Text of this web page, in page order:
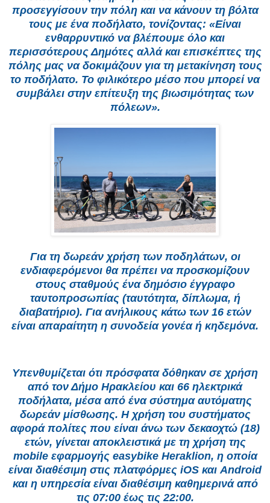
προσεγγίσουν την πόλη και να κάνουν τη βόλτα
τους με ένα ποδήλατο, τονίζοντας: «Είναι
ενθαρρυντικό να βλέπουμε όλο και
περισσότερους Δημότες αλλά και επισκέπτες της
πόλης μας να δοκιμάζουν για τη μετακίνηση τους
το ποδήλατο. Το φιλικότερο μέσο που μπορεί να
συμβάλει στην επίτευξη της βιωσιμότητας των
πόλεων».
Για τη δωρεάν χρήση των ποδηλάτων, οι
ενδιαφερόμενοι θα πρέπει να προσκομίζουν
στους σταθμούς ένα δημόσιο έγγραφο
ταυτοπροσωπίας (ταυτότητα, δίπλωμα, ή
διαβατήριο). Για ανήλικους κάτω των 16 ετών
είναι απαραίτητη η συνοδεία γονέα ή κηδεμόνα.
Υπενθυμίζεται ότι πρόσφατα δόθηκαν σε χρήση
από τον Δήμο Ηρακλείου και 66 ηλεκτρικά
ποδήλατα, μέσα από ένα σύστημα αυτόματης
δωρεάν μίσθωσης. Η χρήση του συστήματος
αφορά πολίτες που είναι άνω των δεκαοχτώ (18)
ετών, γίνεται αποκλειστικά με τη χρήση της
mobile εφαρμογής easybike Heraklion, η οποία
είναι διαθέσιμη στις πλατφόρμες iOS και Android
και η υπηρεσία είναι διαθέσιμη καθημερινά από
τις 07:00 έως τις 22:00.